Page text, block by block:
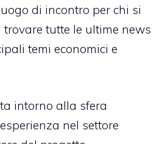
di incontro per chi si
tutte le ultime news
temi economici e
intorno alla sfera
nel settore